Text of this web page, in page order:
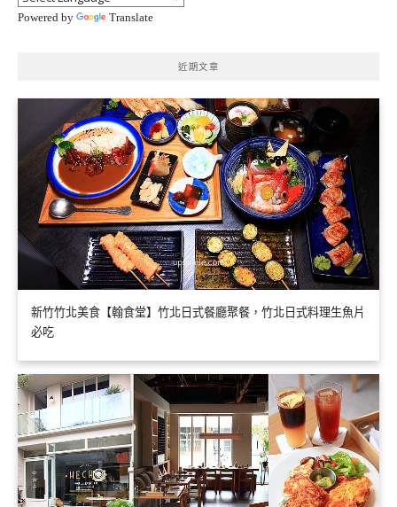
Powered by Translate
近期文章
新竹竹北美食【翰食堂】竹北日式餐廳聚餐，竹北日式料理生魚片
必吃